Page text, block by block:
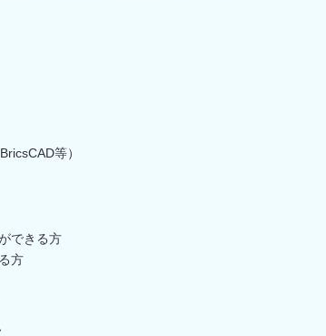
等）
できる方
方